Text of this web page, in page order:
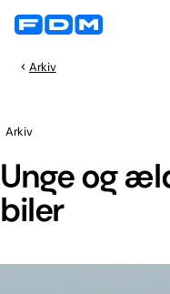
Arkiv
Unge og
biler
Arkiv